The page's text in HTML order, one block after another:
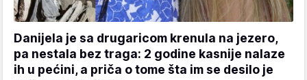
Danijela je sa drugaricom krenula na jezero,
pa nestala bez traga: 2 godine kasnije nalaze
ih u pećini, a priča o tome šta im se desilo je